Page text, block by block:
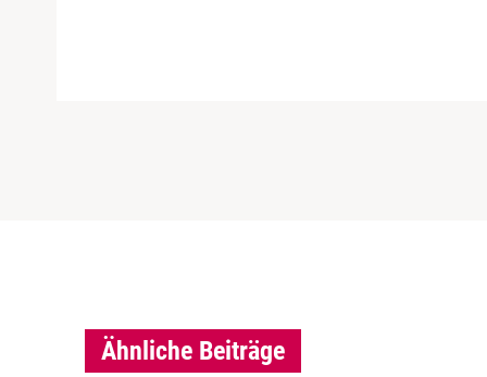
Ähnliche Beiträge